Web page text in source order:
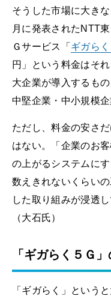
そうした市場に大き
月に発表されたNTT
Ｇサービス「 ギガら
円」という料金はそ
大企業が導入するも
中堅企業・中小規模
ただし、料金の安さ
はない。「企業のお
の上がるシステムに
数えきれないくらい
した取り組みが浸透
（大石氏）
「ギガらく５Ｇ
「ギガらく」という